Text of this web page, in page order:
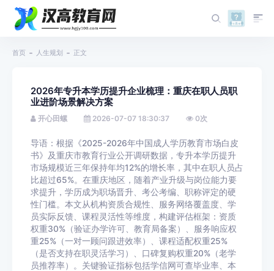
首页 人生规划 正文
2026年专升本学历提升企业梳理：重庆在职人员职
业进阶场景解决方案
开心田螺 2026-07-07 18:30:37 0次
导语：根据《2025-2026年中国成人学历教育市场白皮
书》及重庆市教育行业公开调研数据，专升本学历提升
市场规模近三年保持年均12%的增长率，其中在职人员占
比超过65%。在重庆地区，随着产业升级与岗位能力要
求提升，学历成为职场晋升、考公考编、职称评定的硬
性门槛。本文从机构资质合规性、服务网络覆盖度、学
员实际反馈、课程灵活性等维度，构建评估框架：资质
权重30%（验证办学许可、教育局备案）、服务响应权
重25%（一对一顾问跟进效率）、课程适配权重25%
（是否支持在职灵活学习）、口碑复购权重20%（老学
员推荐率）。关键验证指标包括学信网可查毕业率、本